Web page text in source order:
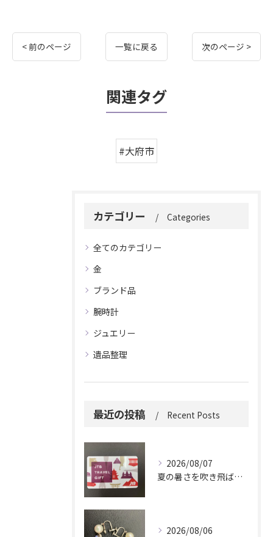
< 前のページ 一覧に戻る 次のページ >
関連タグ
#大府市
カテゴリー Categories
全てのカテゴリー
金
ブランド品
腕時計
ジュエリー
遺品整理
最近の投稿 Recent Posts
2026/08/07
夏の暑さを吹き飛ばしに来てください。
2026/08/06